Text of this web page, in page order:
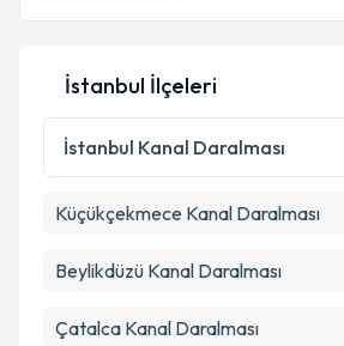
İstanbul İlçeleri
İstanbul Kanal Daralması
Küçükçekmece Kanal Daralması
Beylikdüzü Kanal Daralması
Çatalca Kanal Daralması